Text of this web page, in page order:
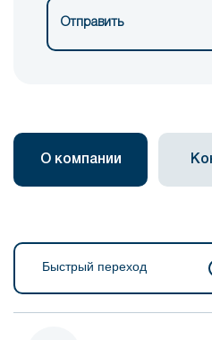
Отправить
О компании
Быстрый переход